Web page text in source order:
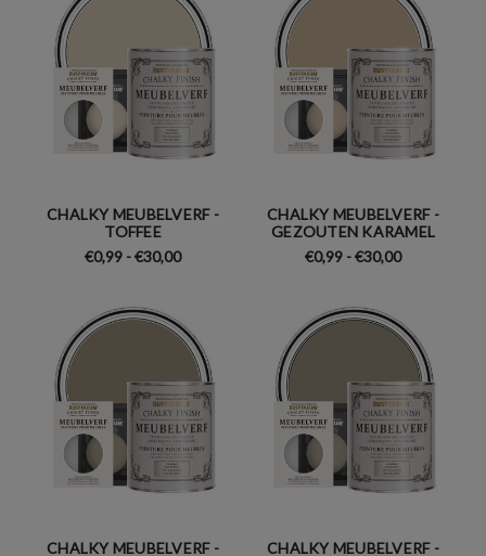
CHALKY MEUBELVERF -
TOFFEE
€0,99 - €30,00
CHALKY MEUBELVERF -
GEZOUTEN KARAMEL
€0,99 - €30,00
CHALKY MEUBELVERF - CHALKY MEUBELVERF -